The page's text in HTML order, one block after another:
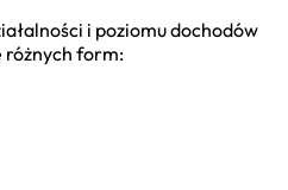
i poziomu dochodów
różnych form: